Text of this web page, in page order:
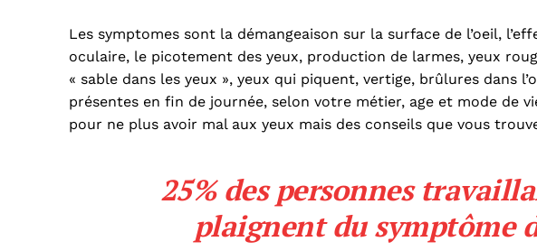
Les symptomes sont la démangeaison sur la surface de l’oeil,
oculaire, le picotement des yeux, production de larmes, yeux
« sable dans les yeux », yeux qui piquent, vertige, brûlures dans
présentes en fin de journée, selon votre métier, age et mode de
pour ne plus avoir mal aux yeux mais des conseils que vous
25% des personnes
plaignent du symptôme